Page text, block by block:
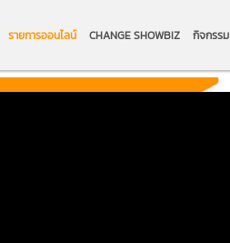
รายการออนไลน์ CHANGE SHOWBIZ กิจกรรม